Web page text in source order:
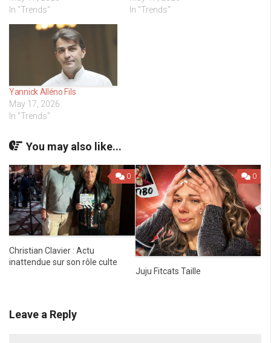
In "Trends"
In "Trends"
Yannick Alléno Fils
May 17, 2026
In "Trends"
You may also like...
0
Christian Clavier : Actu
inattendue sur son rôle culte
0
Juju Fitcats Taille
Leave a Reply